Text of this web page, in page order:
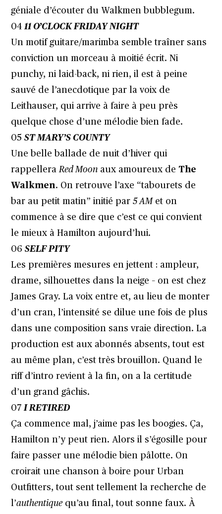
géniale d’écouter du Walkmen bubblegum.
04 11 O’CLOCK FRIDAY NIGHT
Un motif guitare/marimba semble traîner sans
conviction un morceau à moitié écrit. Ni
punchy, ni laid-back, ni rien, il est à peine
sauvé de l’anecdotique par la voix de
Leithauser, qui arrive à faire à peu près
quelque chose d’une mélodie bien fade.
05ST MARY’S COUNTY
Une belle ballade de nuit d’hiver qui
rappellera Red Moon aux amoureux de The
Walkmen. On retrouve l’axe “tabourets de
bar au petit matin” initié par5 AM et on
commence à se dire que c’est ce qui convient
le mieux à Hamilton aujourd’hui.
06SELF PITY
Les premières mesures en jettent : ampleur,
drame, silhouettes dans la neige – on est chez
James Gray. La voix entre et, au lieu de monter
d’un cran, l’intensité se dilue une fois de plus
dans une composition sans vraie direction. La
production est aux abonnés absents, tout est
au même plan, c’est très brouillon. Quand le
riff d’intro revient à la fin, on a la certitude
d’un grand gâchis.
07 I RETIRED
Ça commence mal, j’aime pas les boogies. Ça,
Hamilton n’y peut rien. Alors il s’égosille pour
faire passer une mélodie bien pâlotte. On
croirait une chanson à boire pour Urban
Outfitters, tout sent tellement la recherche de
l’authentiquequ’au final, tout sonne faux. À